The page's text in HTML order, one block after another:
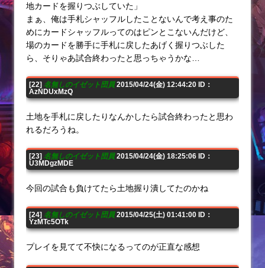
地カードを握りつぶしていた」
まぁ、俺は手札シャッフルしたことないんで考え事のた
めにカードシャッフルってのはピンとこないんだけど、
場のカードを勝手に手札に戻したあげく握りつぶした
ら、そりゃあ試合終わったと思っちゃうかな…
[22] 名無しのイゼット団員2015/04/24(金) 12:44:20 ID：
AzNDUxMzQ
土地を手札に戻したりなんかしたら試合終わったと思わ
れるだろうね。
[23] 名無しのイゼット団員2015/04/24(金) 18:25:06 ID：
U3MDgzMDE
今回の試合も負けてたら土地握り潰してたのかね
[24] 名無しのイゼット団員2015/04/25(土) 01:41:00 ID：
YzMTc5OTk
プレイを見てて不快になるってのが正直な感想